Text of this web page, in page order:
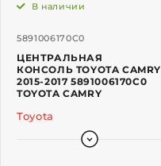
5891006170C0
В наличии
ЦЕНТРАЛЬНАЯ
КОНСОЛЬ TOYOTA CAMRY
2015-2017 5891006170C0
TOYOTA CAMRY
Toyota